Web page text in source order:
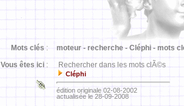
Mots clés : moteur - recherche - Cléphi - mots
Vous êtes ici : Rechercher dans les mots clÃ©s
Cléphi
édition originale 02-08-2002
actualisée le 28-09-2008